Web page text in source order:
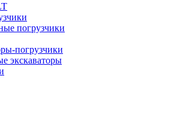
погрузчики
погрузчики
экскаваторы